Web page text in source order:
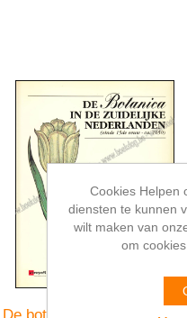
Cookies Helpen
diensten te kunnen
wilt maken van
om